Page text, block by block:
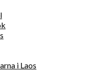
i Laos